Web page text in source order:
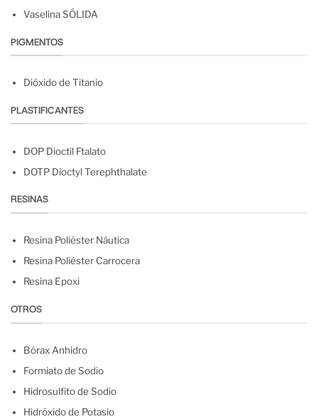
Vaselina SÓLIDA
PIGMENTOS
Dióxido de Titanio
PLASTIFICANTES
DOP Dioctil Ftalato
DOTP Dioctyl Terephthalate
RESINAS
Resina Poliéster Náutica
Resina Poliéster Carrocera
Resina Epoxi
OTROS
Bórax Anhidro
Formiato de Sodio
Hidrosulfito de Sodio
Hidróxido de Potasio